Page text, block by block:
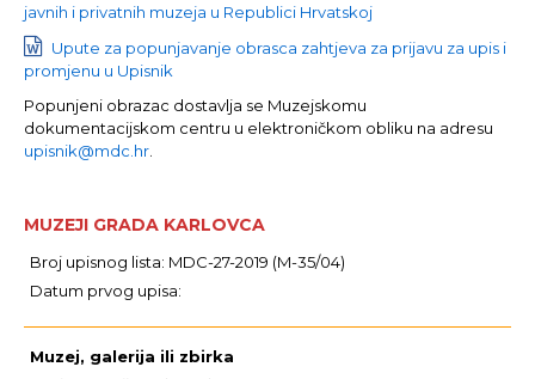
javnih i privatnih muzeja u Republici Hrvatskoj
Upute za popunjavanje obrasca zahtjeva za prijavu za upis i
promjenu u Upisnik
Popunjeni obrazac dostavlja se Muzejskomu
dokumentacijskom centru u elektroničkom obliku na adresu
upisnik@mdc.hr
MUZEJI GRADA KARLOVCA
Broj upisnog lista: MDC-27-2019 (M-35/04)
Datum prvog upisa:
Muzej, galerija ili zbirka